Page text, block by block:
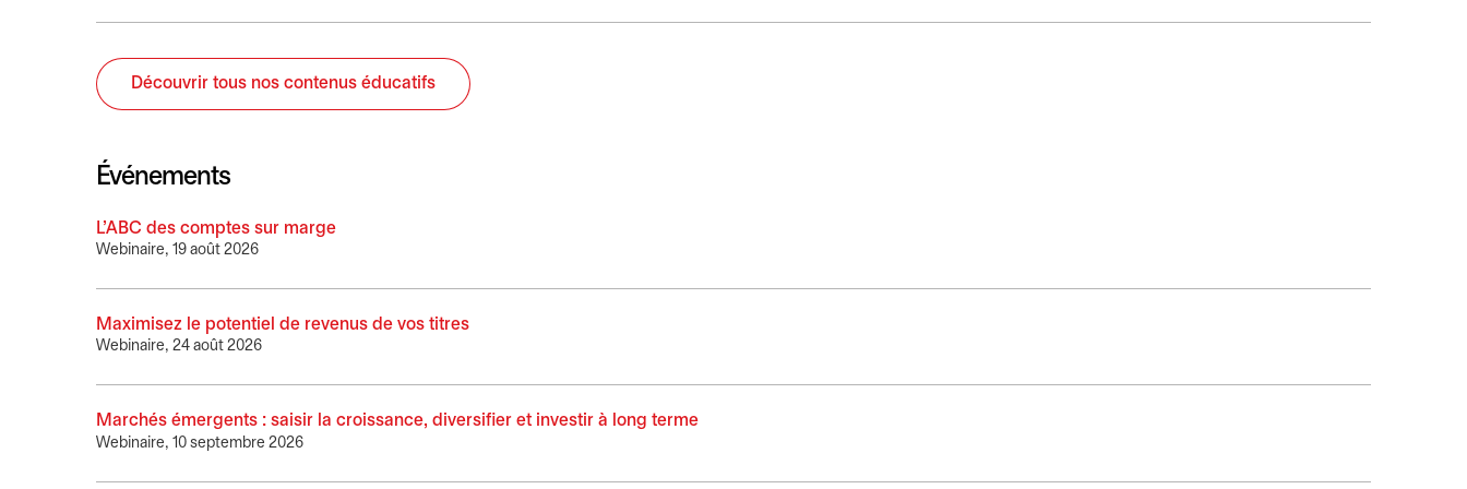
Découvrir tous nos contenus éducatifs
Événements
L’ABC des comptes sur marge
Webinaire, 19 août 2026
Maximisez le potentiel de revenus de vos titres
Webinaire, 24 août 2026
Marchés émergents : saisir la croissance, diversifier et investir à long terme
Webinaire, 10 septembre 2026